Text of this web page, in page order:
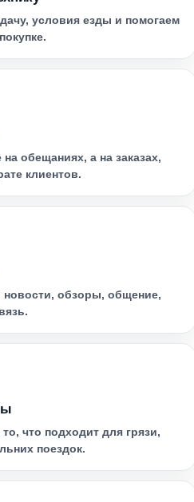
условия езды и помогаем
обещаниях, а на заказах,
клиентов.
новости, обзоры, общение,
что подходит для грязи,
поездок.